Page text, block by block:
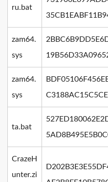
ru.bat
zam64.
sys
zam64.
sys
ta.bat
CrazeH
unter.zi